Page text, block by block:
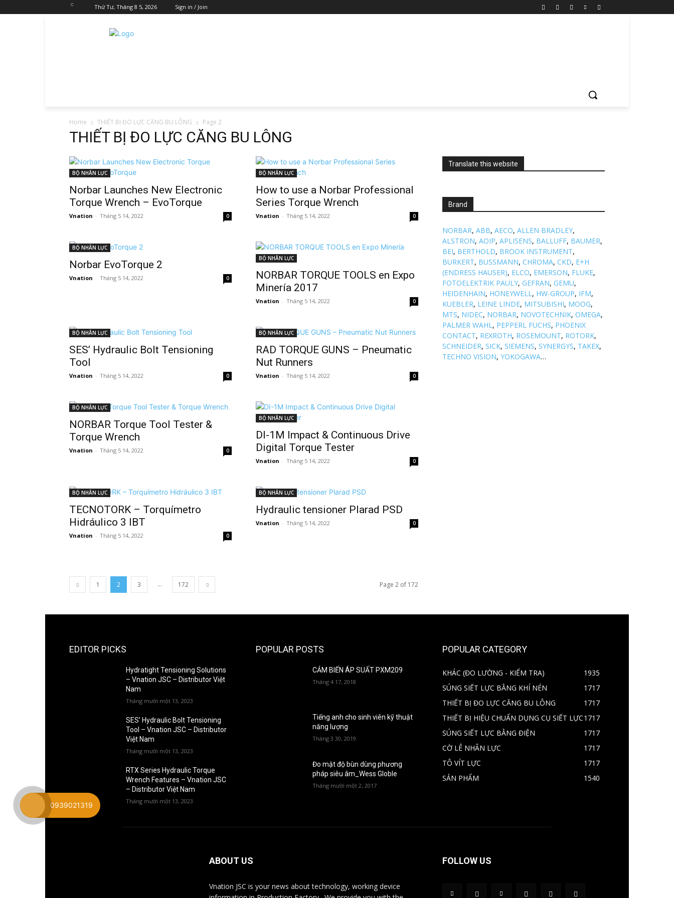
C Thứ Tư, Tháng 8 5, 2026 Sign in / Join
Home THIẾT BỊ ĐO LỰC CĂNG BU LÔNG Page 2
THIẾT BỊ ĐO LỰC CĂNG BU LÔNG
BỘ NHÂN LỰC
Norbar Launches New Electronic
Torque Wrench – EvoTorque
Vnation - Tháng 5 14, 2022 0
BỘ NHÂN LỰC
How to use a Norbar Professional
Series Torque Wrench
Vnation - Tháng 5 14, 2022 0
BỘ NHÂN LỰC
Norbar EvoTorque 2
Vnation - Tháng 5 14, 2022 0
BỘ NHÂN LỰC
NORBAR TORQUE TOOLS en Expo
Minería 2017
Vnation - Tháng 5 14, 2022 0
BỘ NHÂN LỰC
SES’ Hydraulic Bolt Tensioning
Tool
Vnation - Tháng 5 14, 2022 0
BỘ NHÂN LỰC
RAD TORQUE GUNS – Pneumatic
Nut Runners
Vnation - Tháng 5 14, 2022 0
BỘ NHÂN LỰC
NORBAR Torque Tool Tester &
Torque Wrench
Vnation - Tháng 5 14, 2022 0
BỘ NHÂN LỰC
DI-1M Impact & Continuous Drive
Digital Torque Tester
Vnation - Tháng 5 14, 2022 0
BỘ NHÂN LỰC
TECNOTORK – Torquímetro
Hidráulico 3 IBT
Vnation - Tháng 5 14, 2022 0
BỘ NHÂN LỰC
Hydraulic tensioner Plarad PSD
Vnation - Tháng 5 14, 2022 0
1 2 3 ... 172 Page 2 of 172
Translate this website
Brand
NORBAR, ABB, AECO, ALLEN BRADLEY,
ALSTRON, AOIP, APLISENS, BALLUFF, BAUMER,
BEI, BERTHOLD, BROOK INSTRUMENT,
BURKERT, BUSSMANN, CHROMA, CKD, E+H
(ENDRESS HAUSER), ELCO, EMERSON, FLUKE,
FOTOELEKTRIK PAULY, GEFRAN, GEMU,
HEIDENHAIN, HONEYWELL, HW-GROUP, IFM,
KUEBLER, LEINE LINDE, MITSUBISHI, MOOG,
MTS, NIDEC, NORBAR, NOVOTECHNIK, OMEGA,
PALMER WAHL, PEPPERL FUCHS, PHOENIX
CONTACT, REXROTH, ROSEMOUNT, ROTORK,
SCHNEIDER, SICK, SIEMENS, SYNERGYS, TAKEX,
TECHNO VISION, YOKOGAWA…
EDITOR PICKS
Hydratight Tensioning Solutions
– Vnation JSC – Distributor Việt
Nam
Tháng mười một 13, 2023
SES’ Hydraulic Bolt Tensioning
Tool – Vnation JSC – Distributor
Việt Nam
Tháng mười một 13, 2023
RTX Series Hydraulic Torque
Wrench Features – Vnation JSC
– Distributor Việt Nam
Tháng mười một 13, 2023
POPULAR POSTS
CẢM BIẾN ÁP SUẤT PXM209
Tháng 4 17, 2018
Tiếng anh cho sinh viên kỹ thuật
năng lượng
Tháng 3 30, 2019
Đo mật độ bùn dùng phương
pháp siêu âm_Wess Globle
Tháng mười một 2, 2017
POPULAR CATEGORY
KHÁC (ĐO LƯỜNG - KIỂM TRA)
1935
SÚNG SIẾT LỰC BẰNG KHÍ NÉN
1717
THIẾT BỊ ĐO LỰC CĂNG BU LÔNG
1717
THIẾT BỊ HIỆU CHUẨN DỤNG CỤ SIẾT LỰC1717
SÚNG SIẾT LỰC BẰNG ĐIỆN
1717
CỜ LÊ NHÂN LỰC
1717
TÔ VÍT LỰC
1717
SẢN PHẨM
1540
ABOUT US
Vnation JSC is your news about technology, working device
FOLLOW US
0939021319